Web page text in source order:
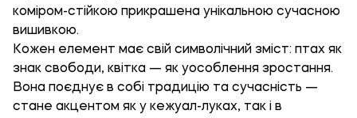
коміром-стійкою прикрашена унікальною сучасною
вишивкою.
Кожен елемент має свій символічний зміст: птах як
знак свободи, квітка — як уособлення зростання.
Вона поєднує в собі традицію та сучасність —
стане акцентом як у кежуал-луках, так і в